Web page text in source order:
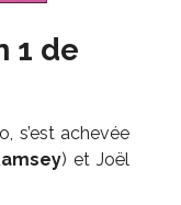
1 de
s’est achevée
) et Joël